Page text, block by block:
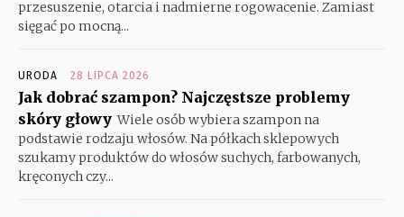
przesuszenie, otarcia i nadmierne rogowacenie. Zamiast
sięgać po mocną...
URODA 28 LIPCA 2026
Jak dobrać szampon? Najczęstsze problemy
skóry głowy Wiele osób wybiera szampon na
podstawie rodzaju włosów. Na półkach sklepowych
szukamy produktów do włosów suchych, farbowanych,
kręconych czy...